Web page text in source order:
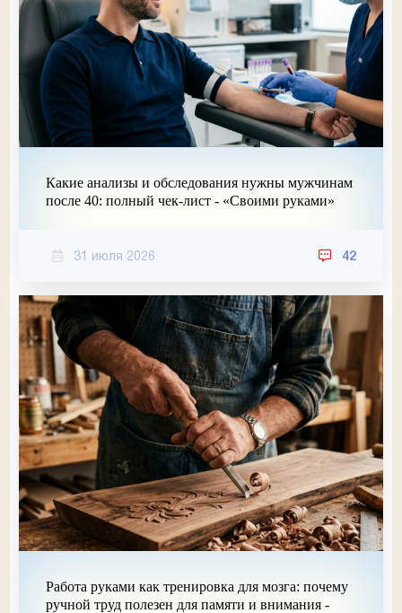
Какие анализы и обследования нужны мужчинам
после 40: полный чек-лист - «Своими руками»
31 июля 2026 42
Работа руками как тренировка для мозга: почему
ручной труд полезен для памяти и внимания -